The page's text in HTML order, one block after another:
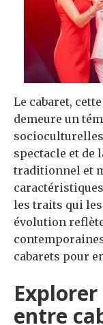
Le cabaret,
demeure un
spectacle et de
traditionnel et
les traits qui
évolution
cabarets pour
entre